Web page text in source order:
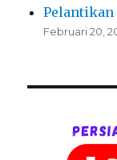
Pelantikan
Februari 20,